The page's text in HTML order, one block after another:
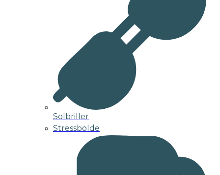
Solbriller
Stressbolde